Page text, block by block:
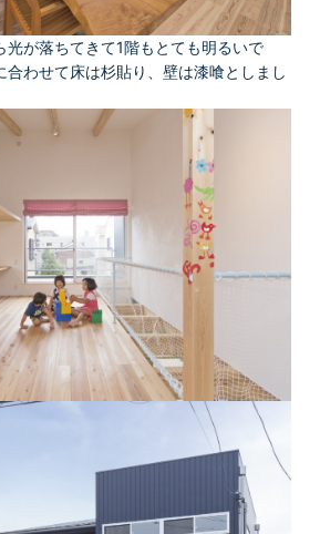
光が落ちてきて1階もとても明るいで
合わせて床は杉貼り、壁は漆喰としまし